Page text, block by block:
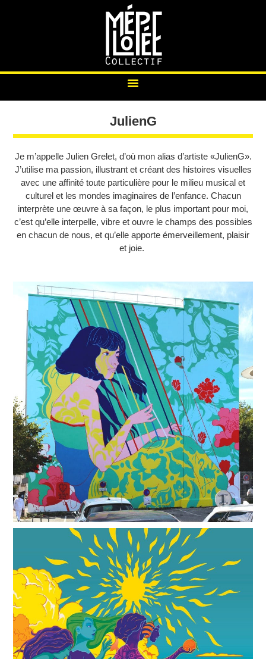
JulienG
Je m’appelle Julien Grelet, d’où mon alias d’artiste «JulienG».
J’utilise ma passion, illustrant et créant des histoires visuelles
avec une affinité toute particulière pour le milieu musical et
culturel et les mondes imaginaires de l’enfance. Chacun
interprète une œuvre à sa façon, le plus important pour moi,
c’est qu’elle interpelle, vibre et ouvre le champs des possibles
en chacun de nous, et qu’elle apporte émerveillement, plaisir
et joie.